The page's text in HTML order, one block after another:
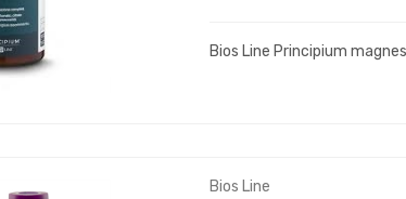
Bios Line Principium
Bios Line